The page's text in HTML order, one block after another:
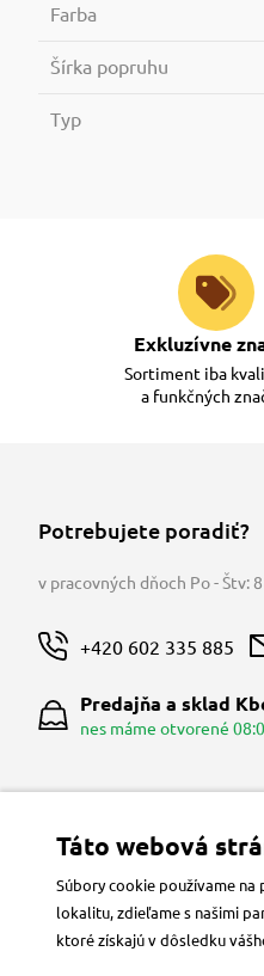
Farba
Šírka popruhu
Typ
Exkluzívne
Sortiment iba
a funkčných
Potrebujete poradiť?
v pracovných dňoch Po - Štv:
+420 602 335 885
Predajňa a sklad
nes máme otvorené
Táto webová
Súbory cookie používame
lokalitu, zdieľame s našimi
ktoré získajú v dôsledku